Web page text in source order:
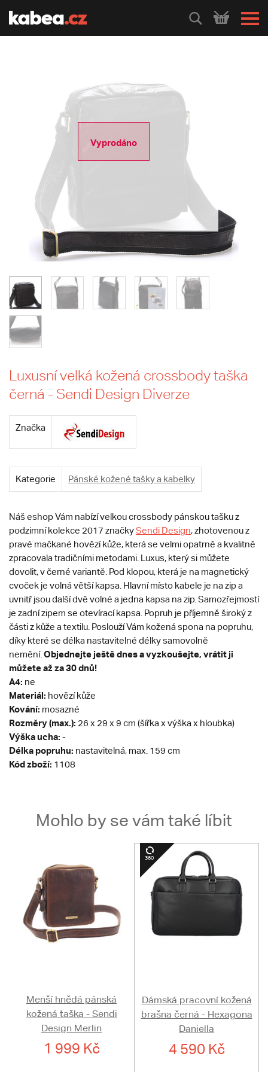
HLEDEJ
Vyprodáno
Luxusní velká kožená crossbody taška
černá - Sendi Design Diverze
Značka
Kategorie Pánské kožené tašky a kabelky
Náš eshop Vám nabízí velkou crossbody pánskou tašku z
podzimní kolekce 2017 značkySendi Design, zhotovenou z
pravé mačkané hovězí kůže, která se velmi opatrně a kvalitně
zpracovala tradičními metodami. Luxus, který si můžete
dovolit, v černé variantě. Pod klopou, která je na magnetický
cvoček je volná větší kapsa. Hlavní místo kabele je na zip a
uvnitř jsou další dvě volné a jedna kapsa na zip. Samozřejmostí
je zadní zipem se otevírací kapsa. Popruh je příjemně široký z
části z kůže a textilu. Poslouží Vám kožená spona na popruhu,
díky které se délka nastavitelné délky samovolně
nemění. Objednejte ještě dnes a vyzkoušejte, vrátit ji
můžete až za 30 dnů!
A4: ne
Materiál: hovězí kůže
Kování: mosazné
Rozměry (max.): 26 x 29 x 9 cm (šířka x výška x hloubka)
Výška ucha: -
Délka popruhu: nastavitelná, max. 159 cm
Kód zboží: 1108
Mohlo by se vám také líbit
Menší hnědá pánská
kožená taška - Sendi
Design Merlin
1 999 Kč
Dámská pracovní kožená
brašna černá - Hexagona
Daniella
4 590 Kč